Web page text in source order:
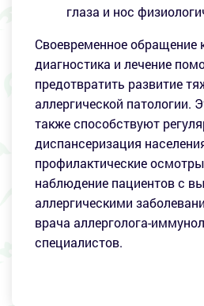
глаза и нос
Своевременное обращение
диагностика и лечение
предотвратить развитие
аллергической патологии.
также способствуют
диспансеризация
профилактические
наблюдение пациентов с
аллергическими
врача аллерголога-
специалистов.